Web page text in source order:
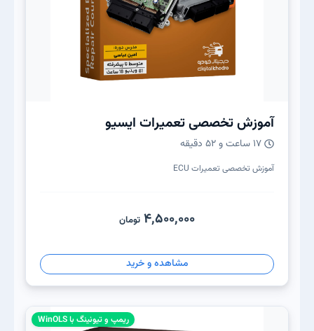
آموزش تخصصی تعمیرات ایسیو
17 ساعت و 52 دقیقه
آموزش تخصصی تعمیرات ECU
4,500,000 تومان
مشاهده و خرید
ریمپ و تیونینگ با WinOLS